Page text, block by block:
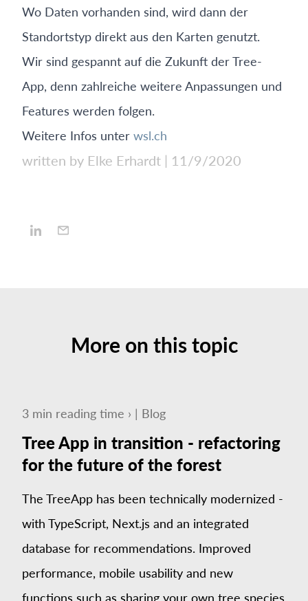
Wo Daten vorhanden sind, wird dann der
Standortstyp direkt aus den Karten genutzt.
Wir sind gespannt auf die Zukunft der Tree-
App, denn zahlreiche weitere Anpassungen und
Features werden folgen.
Weitere Infos unter wsl.ch
written by Elke Erhardt | 11/9/2020
More on this topic
3 min reading time › | Blog
Tree App in transition - refactoring
for the future of the forest
The TreeApp has been technically modernized -
with TypeScript, Next.js and an integrated
database for recommendations. Improved
performance, mobile usability and new
functions such as sharing your own tree species